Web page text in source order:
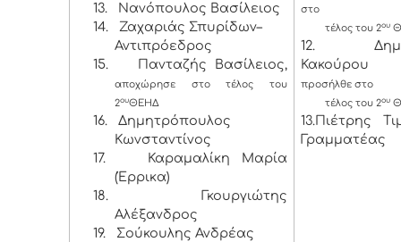
13.
Νανόπουλος Βασίλειος
14.
Ζαχαριάς Σπυρίδων–
Αντιπρόεδρος
15.
Πανταζής Βασίλειος,
αποχώρησε στο τέλος του
2ουΘΕΗΔ
16.
Δημητρόπουλος
Κωνσταντίνος
17.
Καραμαλίκη Μαρία
(Έρρικα)
18.
Γκουργιώτης
Αλέξανδρος
19.
Σούκουλης Ανδρέας
στο
τέλος του 2ου
12.
Κακούρου
προσήλθε στο
τέλος του 2ου
13.Πιέτρης
Γραμματέας